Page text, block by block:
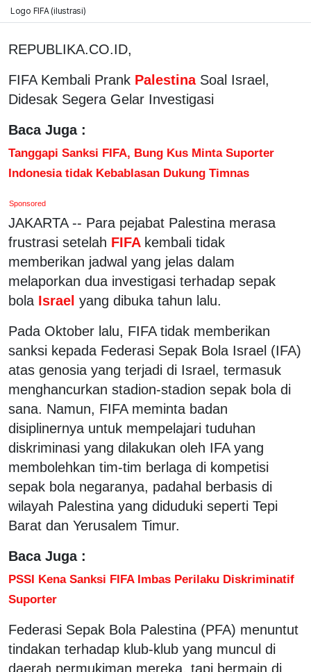
Logo FIFA (ilustrasi)
REPUBLIKA.CO.ID,
FIFA Kembali Prank Palestina Soal Israel,
Didesak Segera Gelar Investigasi
Baca Juga :
Tanggapi Sanksi FIFA, Bung Kus Minta Suporter
Indonesia tidak Kebablasan Dukung Timnas
Sponsored
JAKARTA -- Para pejabat Palestina merasa
frustrasi setelah FIFA kembali tidak
memberikan jadwal yang jelas dalam
melaporkan dua investigasi terhadap sepak
bola Israel yang dibuka tahun lalu.
Pada Oktober lalu, FIFA tidak memberikan
sanksi kepada Federasi Sepak Bola Israel (IFA)
atas genosia yang terjadi di Israel, termasuk
menghancurkan stadion-stadion sepak bola di
sana. Namun, FIFA meminta badan
disiplinernya untuk mempelajari tuduhan
diskriminasi yang dilakukan oleh IFA yang
membolehkan tim-tim berlaga di kompetisi
sepak bola negaranya, padahal berbasis di
wilayah Palestina yang diduduki seperti Tepi
Barat dan Yerusalem Timur.
Baca Juga :
PSSI Kena Sanksi FIFA Imbas Perilaku Diskriminatif
Suporter
Federasi Sepak Bola Palestina (PFA) menuntut
tindakan terhadap klub-klub yang muncul di
daerah permukiman mereka, tapi bermain di